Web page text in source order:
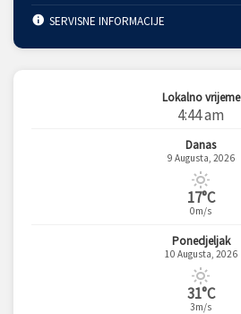
SERVISNE INFORMACIJE
Lokalno vrijeme
4:44 am
Danas
9 Augusta, 2026
17°C
0m/s
Ponedjeljak
10 Augusta, 2026
31°C
3m/s